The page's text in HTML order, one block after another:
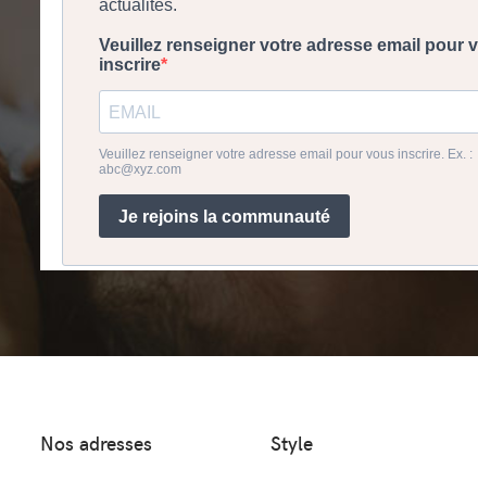
Nos adresses Style